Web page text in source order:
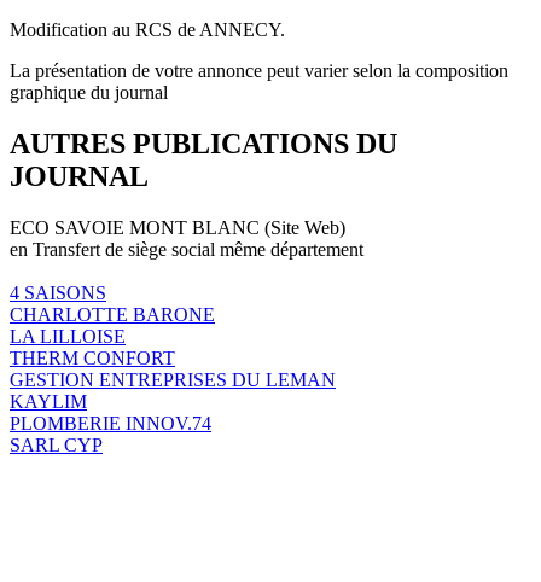
Modification au RCS de ANNECY.
La présentation de votre annonce peut varier selon la composition
graphique du journal
AUTRES PUBLICATIONS DU
JOURNAL
ECO SAVOIE MONT BLANC (Site Web)
en Transfert de siège social même département
4 SAISONS
CHARLOTTE BARONE
LA LILLOISE
THERM CONFORT
GESTION ENTREPRISES DU LEMAN
KAYLIM
PLOMBERIE INNOV.74
SARL CYP